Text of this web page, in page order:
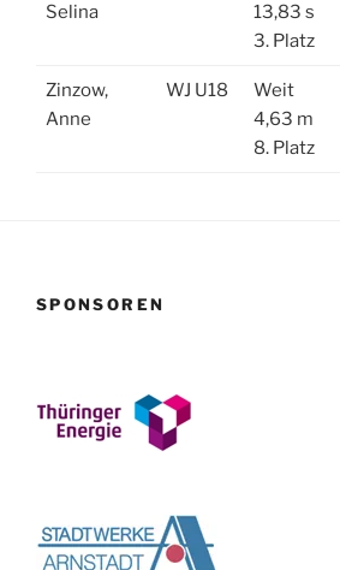
Selina
13,83 s
3. Platz
Zinzow,
Anne
WJ U18
Weit
4,63 m
8. Platz
SPONSOREN